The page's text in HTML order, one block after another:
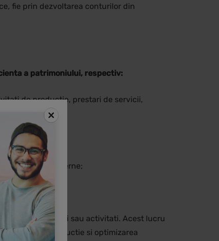
fie prin dezvoltarea conturilor din
a patrimoniului, respectiv:
de productie, prestari de servicii,
activitatii interne;
produse, servicii sau activitati. Acest lucru
volum de productie si optimizarea